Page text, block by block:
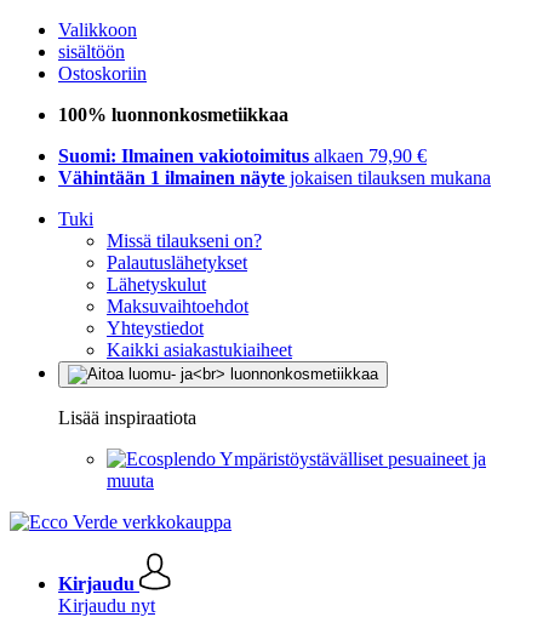
Valikkoon
sisältöön
Ostoskoriin
100% luonnonkosmetiikkaa
Suomi: Ilmainen vakiotoimitus alkaen 79,90 €
Vähintään 1 ilmainen näyte jokaisen tilauksen mukana
Tuki
Missä tilaukseni on?
Palautuslähetykset
Lähetyskulut
Maksuvaihtoehdot
Yhteystiedot
Kaikki asiakastukiaiheet
Lisää inspiraatiota
Ympäristöystävälliset pesuaineet ja
muuta
Kirjaudu
Kirjaudu nyt